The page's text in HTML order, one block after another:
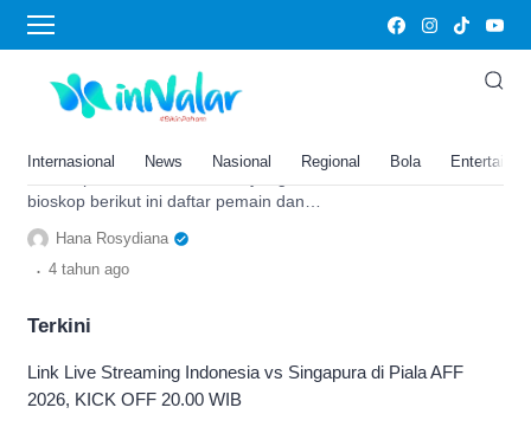
Internasional News Nasional Regional Bola
sinopsis Orphan First Kill
Orphan: First Kill Tayang di
Bioskop, Berikut Daftar Pemain
bioskop berikut ini daftar pemain dan
karakternya pada film tersebut.
Hana Rosydiana
. 4 tahun ago
Terkini
Link Live Streaming Indonesia vs Singapura di Piala AFF
2026, KICK OFF 20.00 WIB